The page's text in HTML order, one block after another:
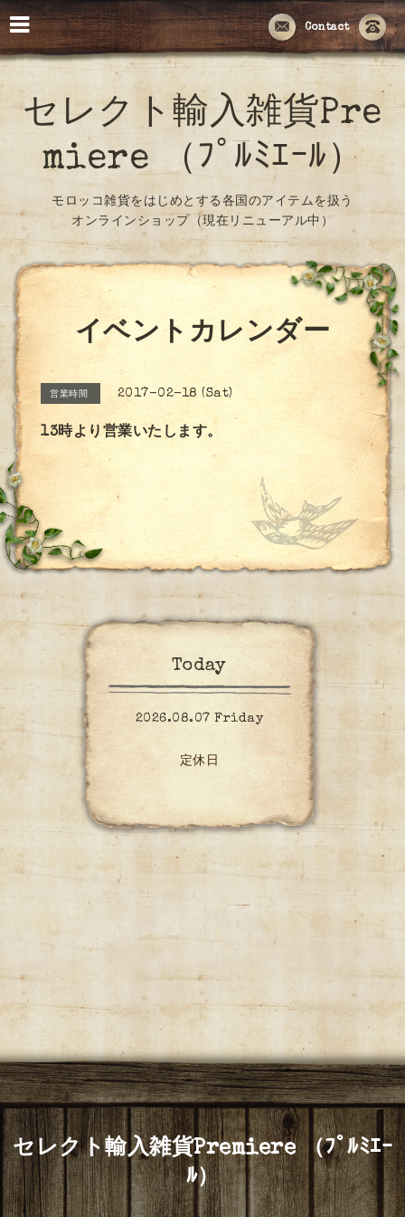
Contact
セレクト輸入雑貨Pre
miere （ﾌﾟﾙﾐｴｰﾙ）
モロッコ雑貨をはじめとする各国のアイテムを扱う
オンラインショップ（現在リニューアル中）
イベントカレンダー
営業時間 2017-02-18 (Sat)
13時より営業いたします。
Today
2026.08.07 Friday
定休日
セレクト輸入雑貨Premiere （ﾌﾟﾙﾐｴｰ
ﾙ）